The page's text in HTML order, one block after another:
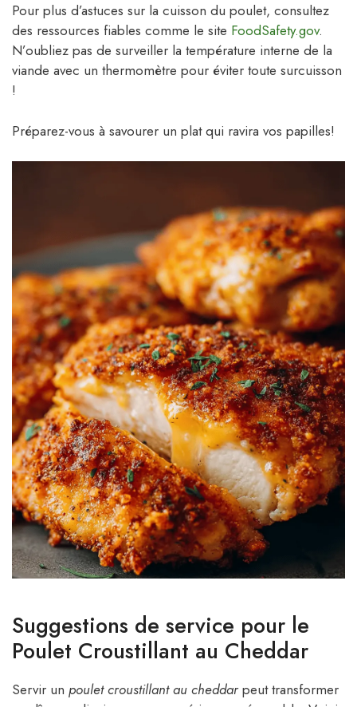
Pour plus d’astuces sur la cuisson du poulet, consultez
des ressources fiables comme le site FoodSafety.gov.
N’oubliez pas de surveiller la température interne de la
viande avec un thermomètre pour éviter toute surcuisson
!
Préparez-vous à savourer un plat qui ravira vos papilles!
Suggestions de service pour le
Poulet Croustillant au Cheddar
Servir un poulet croustillant au cheddarpeut transformer